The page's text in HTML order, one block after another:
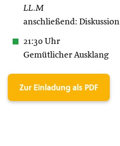
LL.M
anschließend: Diskussion
21:30 Uhr
Gemütlicher Ausklang
Zur Einladung als PDF